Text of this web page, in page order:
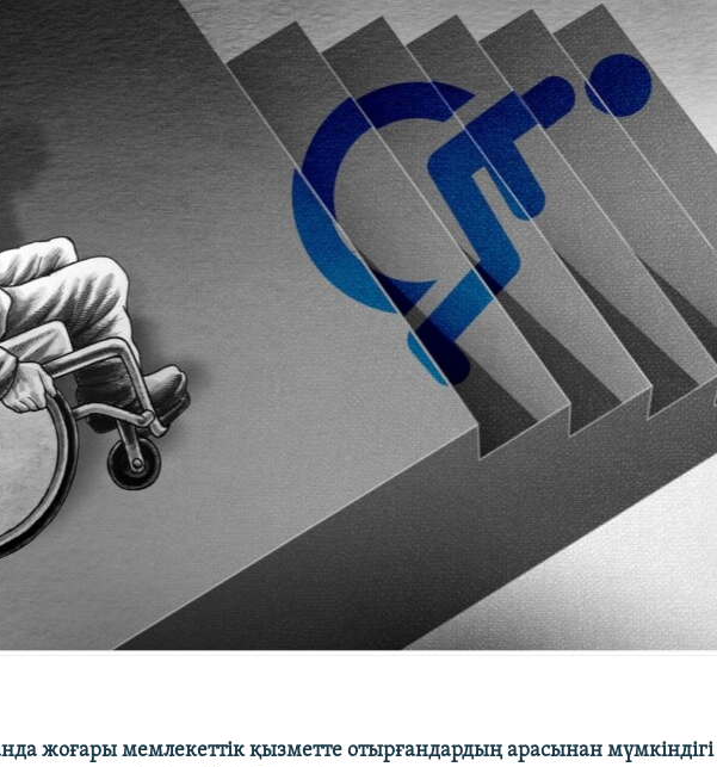
жоғары мемлекеттік қызметте отырғандардың арасынан мүмкіндігі